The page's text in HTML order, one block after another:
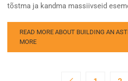
tõstma ja kandma massiivseid
READ MORE ABOUT BUILDING AN
MORE